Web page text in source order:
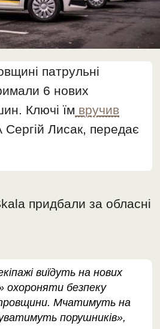
патрульні
6 нових
Ключі їм вручив
Лисак, передає
придбали за обласні
виїдуть на нових
охороняти безпеку
Мчатимуть на
порушників»,